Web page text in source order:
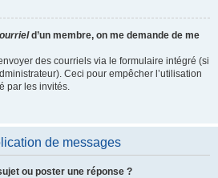
d’un membre, on me demande de me
des courriels via le formulaire intégré (si
Ceci pour empêcher l’utilisation
par les invités.
de messages
ou poster une réponse ?